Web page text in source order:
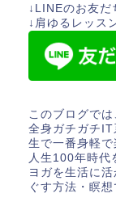
↓LINEのお友だ
↓肩ゆるレッス
このブログでは
全身ガチガチ
生で一番身軽で
人生100年時代
ヨガを生活に
ぐす方法・瞑